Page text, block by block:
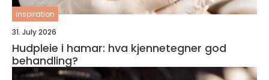
inspiration
31. July 2026
Hudpleie i hamar: hva kjennetegner god
behandling?